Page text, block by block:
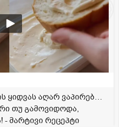
ყიდვას აღარ ვაპირებ…
თუ გამოვიდოდა,
მარტივი რეცეპტი